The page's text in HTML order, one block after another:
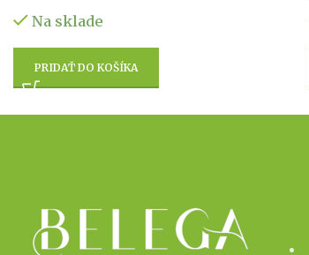
Na sklade
PRIDAŤ DO KOŠÍKA